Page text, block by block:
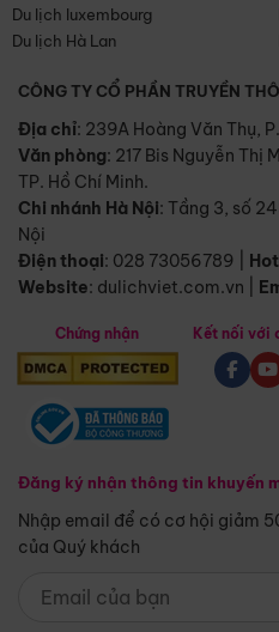
Du lịch luxembourg
Du lịch Hà Lan
CÔNG TY CỔ PHẦN TRUYỀN
Địa chỉ: 239A Hoàng Văn Thụ,
Văn phòng: 217 Bis Nguyễn Thị
TP. Hồ Chí Minh.
Chi nhánh Hà Nội: Tầng 3, số
Nội
Điện thoại: 028 73056789
Website: dulichviet.com.vn
Chứng nhận
Đăng ký nhận thông tin khuyến
Nhập email để có cơ hội giảm
của Quý khách
Kết nối với